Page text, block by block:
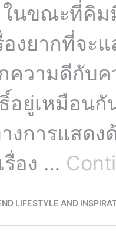
นขณะที่คิม
องยากที่จะ
ความดีกับ
ยู่เหมือนกั
งการแสด
รื่อง …
LIFESTYLE AND